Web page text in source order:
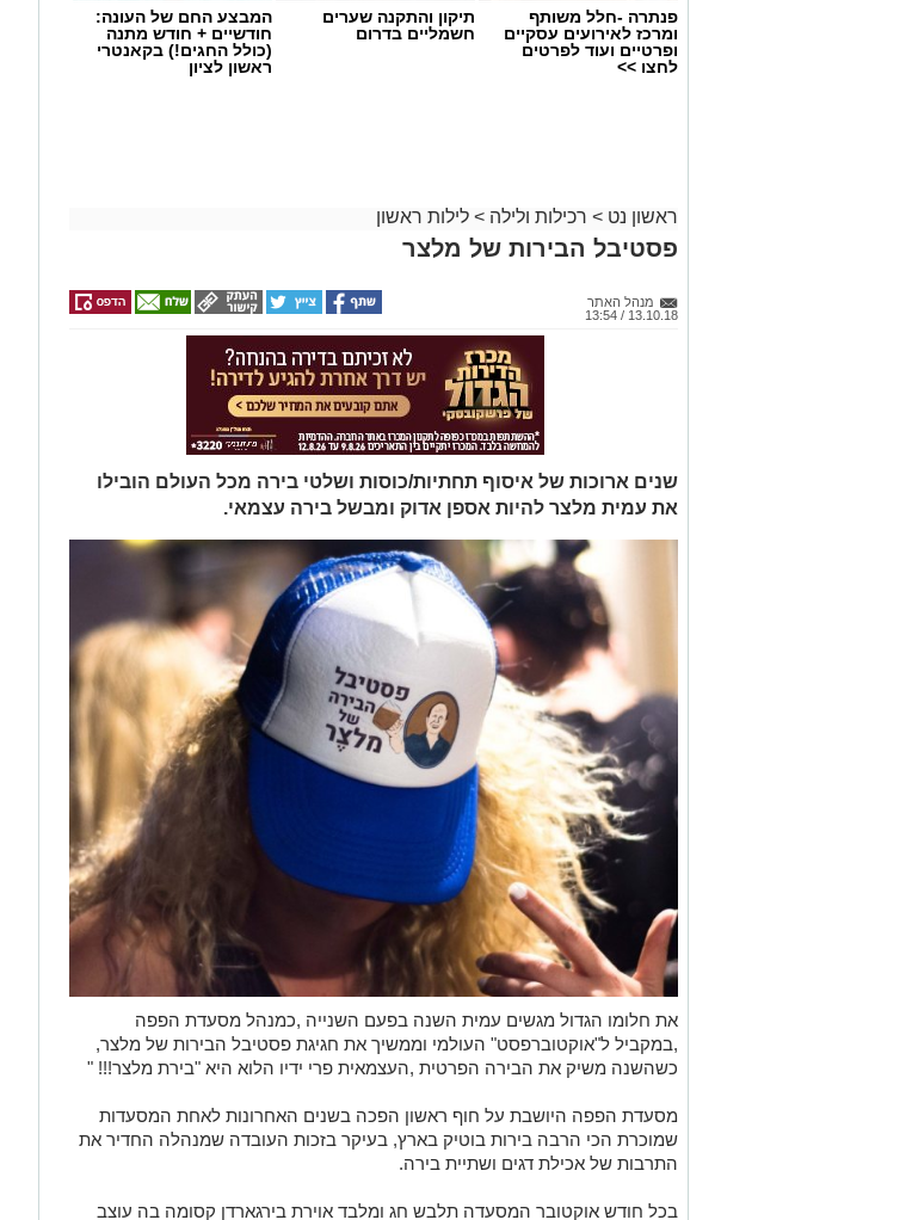
פנתרה -חלל משותף
ומרכז לאירועים עסקיים
ופרטיים ועוד לפרטים
לחצו >>
תיקון והתקנה שערים
חשמליים בדרום
המבצע החם של העונה:
חודשיים + חודש מתנה
(כולל החגים!) בקאנטרי
ראשון לציון
ראשון נט > רכילות ולילה > לילות ראשון
פסטיבל הבירות של מלצר
מנהל האתר
13.10.18 / 13:54
שנים ארוכות של איסוף תחתיות/כוסות ושלטי בירה מכל העולם הובילו
את עמית מלצר להיות אספן אדוק ומבשל בירה עצמאי.
את חלומו הגדול מגשים עמית השנה בפעם השנייה ,כמנהל מסעדת הפפה
,במקביל ל"אוקטוברפסט" העולמי וממשיך את חגיגת פסטיבל הבירות של מלצר,
כשהשנה משיק את הבירה הפרטית ,העצמאית פרי ידיו הלוא היא "בירת מלצר!!! "
מסעדת הפפה היושבת על חוף ראשון הפכה בשנים האחרונות לאחת המסעדות
שמוכרת הכי הרבה בירות בוטיק בארץ, בעיקר בזכות העובדה שמנהלה החדיר את
התרבות של אכילת דגים ושתיית בירה.
בכל חודש אוקטובר המסעדה תלבש חג ומלבד אוירת בירגארדן קסומה בה עוצב